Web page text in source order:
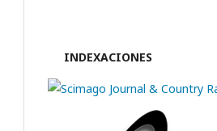
INDEXACIONES